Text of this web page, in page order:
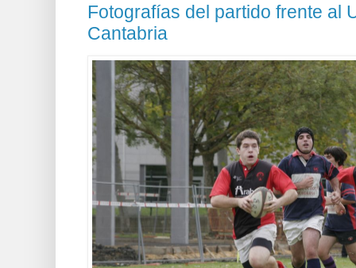
Fotografías del partido frente al
Cantabria